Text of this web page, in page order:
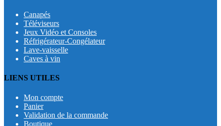
Canapés
Téléviseurs
Jeux Vidéo et Consoles
Réfrigérateur-Congélateur
Lave-vaisselle
Caves à vin
LIENS UTILES
Mon compte
Panier
Validation de la commande
Boutique